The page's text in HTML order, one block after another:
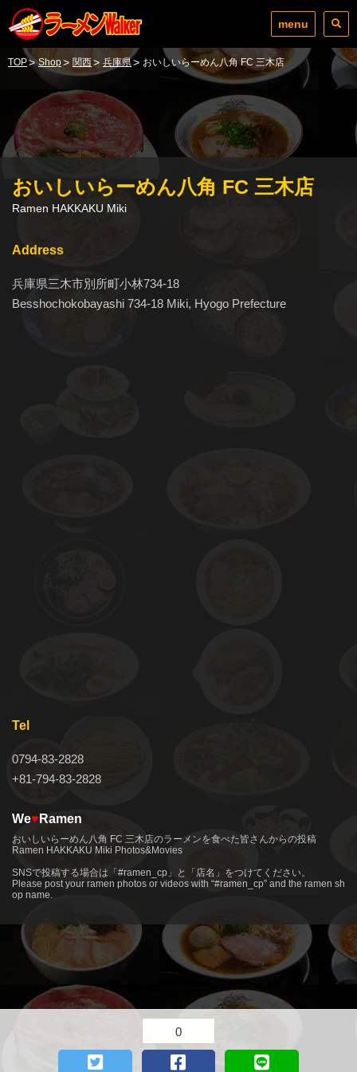
menu
TOP> Shop> 関西> 兵庫県> おいしいらーめん八角 FC 三木店
おいしいらーめん八角 FC 三木店
Ramen HAKKAKU Miki
Address
兵庫県三木市別所町小林734-18
Besshochokobayashi 734-18 Miki, Hyogo Prefecture
Tel
0794-83-2828
+81-794-83-2828
We♥ Ramen
おいしいらーめん八角 FC 三木店のラーメンを食べた皆さんからの投稿
Ramen HAKKAKU Miki Photos&Movies
SNSで投稿する場合は「#ramen_cp」と「店名」をつけてください。
Please post your ramen photos or videos with “#ramen_cp” and the ramen sh
op name.
more
0